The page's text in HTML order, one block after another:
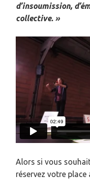
d’insoumission,
collective. »
Alors si vous
réservez votre place